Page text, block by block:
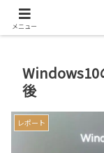
後
レポート
メニュー